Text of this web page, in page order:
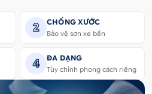
2 CHỐNG XƯỚC
Bảo vệ sơn xe bền
4 ĐA DẠNG
Tùy chỉnh phong cách riêng